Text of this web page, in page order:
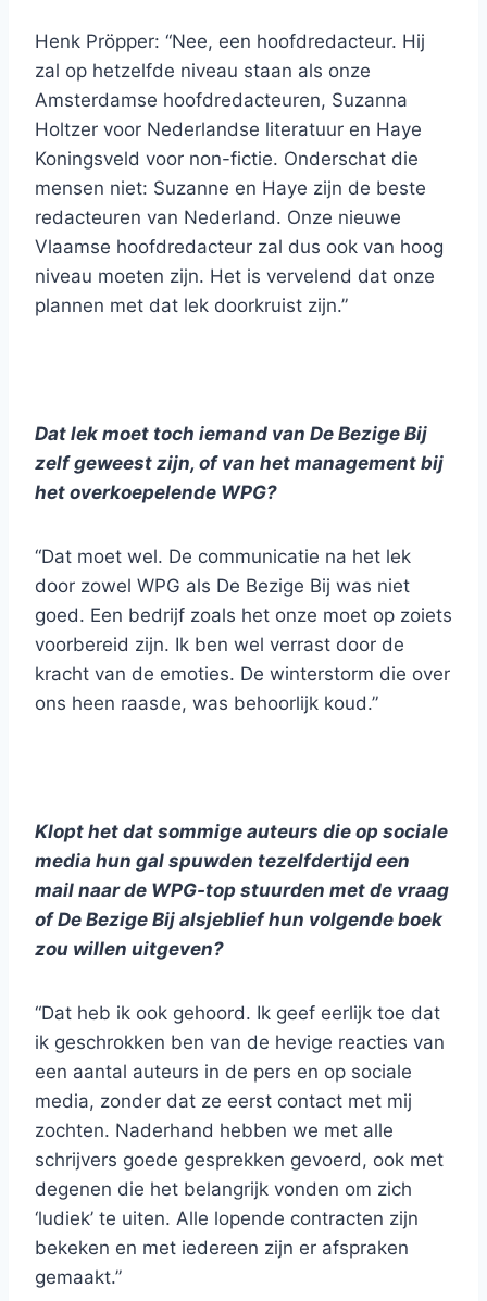
Henk Pröpper: “Nee, een hoofdredacteur. Hij
zal op hetzelfde niveau staan als onze
Amsterdamse hoofdredacteuren, Suzanna
Holtzer voor Nederlandse literatuur en Haye
Koningsveld voor non-fictie. Onderschat die
mensen niet: Suzanne en Haye zijn de beste
redacteuren van Nederland. Onze nieuwe
Vlaamse hoofdredacteur zal dus ook van hoog
niveau moeten zijn. Het is vervelend dat onze
plannen met dat lek doorkruist zijn.”
Dat lek moet toch iemand van De Bezige Bij
zelf geweest zijn, of van het management bij
het overkoepelende WPG?
“Dat moet wel. De communicatie na het lek
door zowel WPG als De Bezige Bij was niet
goed. Een bedrijf zoals het onze moet op zoiets
voorbereid zijn. Ik ben wel verrast door de
kracht van de emoties. De winterstorm die over
ons heen raasde, was behoorlijk koud.”
Klopt het dat sommige auteurs die op sociale
media hun gal spuwden tezelfdertijd een
mail naar de WPG-top stuurden met de vraag
of De Bezige Bij alsjeblief hun volgende boek
zou willen uitgeven?
“Dat heb ik ook gehoord. Ik geef eerlijk toe dat
ik geschrokken ben van de hevige reacties van
een aantal auteurs in de pers en op sociale
media, zonder dat ze eerst contact met mij
zochten. Naderhand hebben we met alle
schrijvers goede gesprekken gevoerd, ook met
degenen die het belangrijk vonden om zich
‘ludiek’ te uiten. Alle lopende contracten zijn
bekeken en met iedereen zijn er afspraken
gemaakt.”